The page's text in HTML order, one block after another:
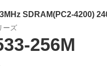
SDRAM(PC2-4200)
ーズ
256M